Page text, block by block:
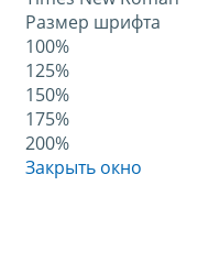
Размер шрифта
100%
125%
150%
175%
200%
Закрыть окно